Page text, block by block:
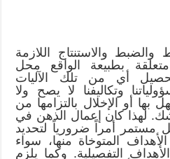
والضبط والاستنتاج اللازمة
بطبيعة الواقع محل
أي من تلك الآليات
وتكاليفنا لا يصح ولا
بها أو الإخلال بالتزامها من
لهذا كان إعمال الذهن في
مستمر أمراً ضرورياً لتحديد
المتوخاة منها، سواء
التفصيلية. وكما يلزم